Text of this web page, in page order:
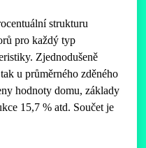
strukturu
pro každý typ
Zjednodušeně
u průměrného zděného
hodnoty domu, základy
15,7 % atd. Součet je